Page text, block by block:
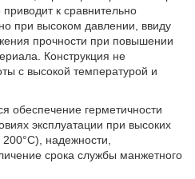
к сравнительно
при высоком давлении, ввиду
прочности при повышении
Конструкция не
с высокой температурой и
обеспечение герметичности
эксплуатации при высоких
надежности,
срока службы манжетного